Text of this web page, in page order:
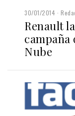
30/01/2014
Renault
campaña
Nube